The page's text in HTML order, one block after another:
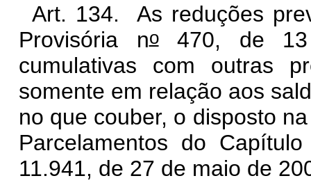
Art. 134. As reduções
Provisória no470, de 13
cumulativas com outras
somente em relação aos
no que couber, o disposto
Parcelamentos do
11.941, de 27 de maio de